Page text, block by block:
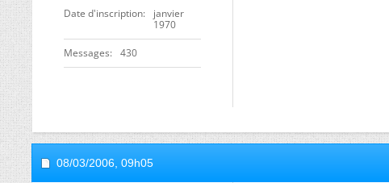
Date d'inscription
janvier
1970
Messages 430
08/03/2006, 09h05